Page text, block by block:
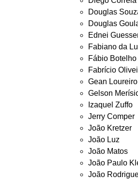
Douglas
Douglas
Ednei
Fabiano da
Fábio Botelho
Fabrício
Gean Loureiro
Gelson
Izaquel Zuffo
Jerry Comper
João Kretzer
João Luz
João Matos
João Paulo
João